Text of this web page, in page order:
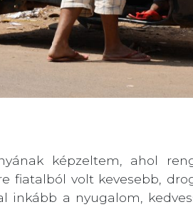
képzeltem, ahol
fiatalból volt kevesebb,
inkább a nyugalom,